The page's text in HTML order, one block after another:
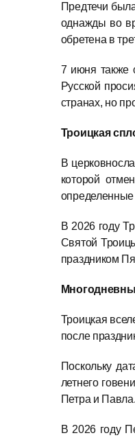
Предтечи
однажды во
обретена в
7 июня также
Русской
странах, но
Троицкая
В
которой
определенные
В 2026 году
Святой
праздником
Троицкая
после
Поскольку
летнего
Петра и
В 2026 году